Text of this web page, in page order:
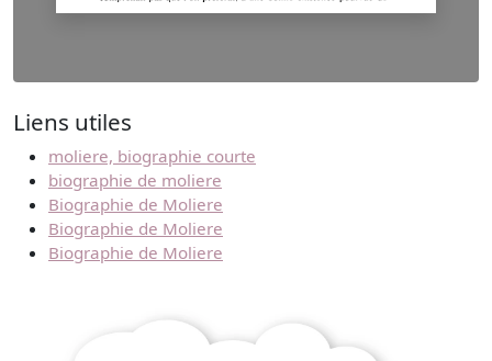
Liens utiles
moliere, biographie courte
biographie de moliere
Biographie de Moliere
Biographie de Moliere
Biographie de Moliere